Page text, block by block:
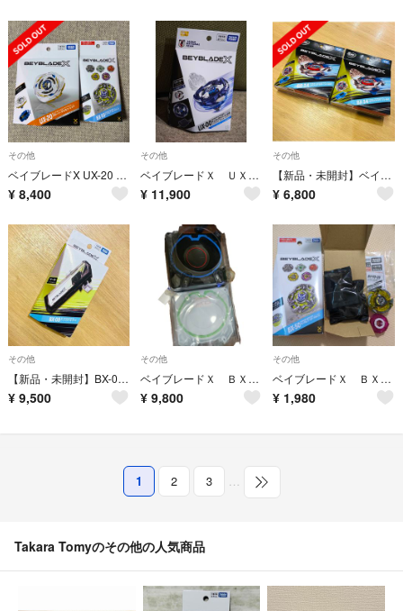
その他
ベイブレードX UX-20 グローリーワルキューレLF ＆ BX-50 ランダムブースターVol.11 2種セット
¥ 8,400
その他
ベイブレードＸ ＵＸ−００ サムライセイバー５−６０Ｋメタルコート：サムライブルーサッカー日本 付属ブレード
¥ 11,900
その他
【新品・未開封】ベイブレードＸ ＢＸ３４ スターター コバルトドラグーン２−６０Ｃ 2個セット
¥ 6,800
その他
【新品・未開封】BX-09 ベイバトルパス ベイブレードX BEYBLADE X
¥ 9,500
その他
ベイブレードＸ ＢＸ３７ ダブルエクストリームスタジアムセット
¥ 9,800
その他
ベイブレードＸ ＢＸ５０ ランダムブースター Ｖｏｌ１１
¥ 1,980
1 2 3 …
Takara Tomyのその他の人気商品